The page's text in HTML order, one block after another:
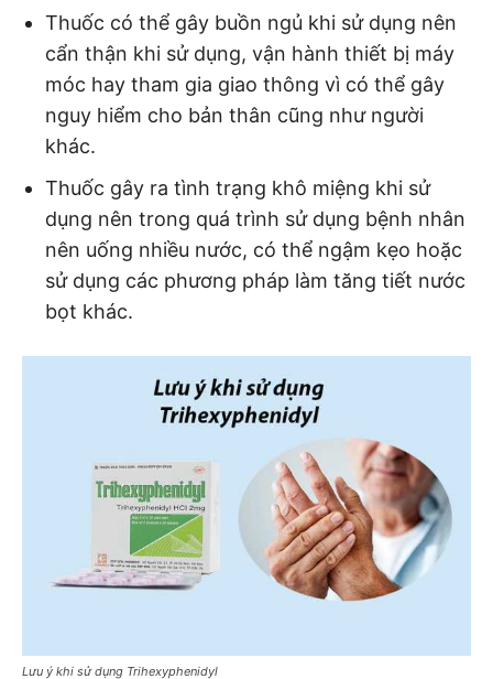
Thuốc có thể gây buồn ngủ khi sử dụng nên
cẩn thận khi sử dụng, vận hành thiết bị máy
móc hay tham gia giao thông vì có thể gây
nguy hiểm cho bản thân cũng như người
khác.
Thuốc gây ra tình trạng khô miệng khi sử
dụng nên trong quá trình sử dụng bệnh nhân
nên uống nhiều nước, có thể ngậm kẹo hoặc
sử dụng các phương pháp làm tăng tiết nước
bọt khác.
Lưu ý khi sử dụng Trihexyphenidyl